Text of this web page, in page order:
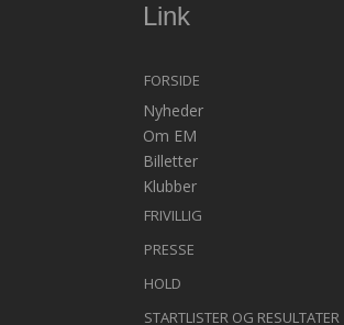
Link
FORSIDE
Nyheder
Om EM
Billetter
Klubber
FRIVILLIG
PRESSE
HOLD
STARTLISTER OG RESULTATER